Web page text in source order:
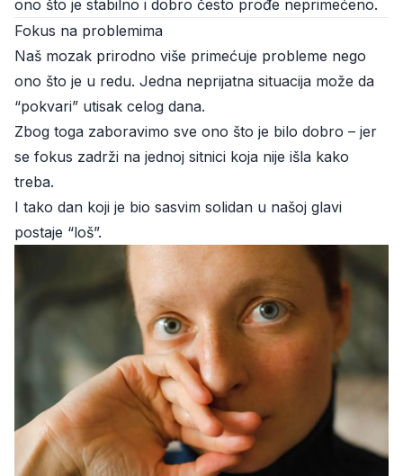
ono što je stabilno i dobro često prođe neprimećeno.
Fokus na problemima
Naš mozak prirodno više primećuje probleme nego
ono što je u redu. Jedna neprijatna situacija može da
“pokvari” utisak celog dana.
Zbog toga zaboravimo sve ono što je bilo dobro – jer
se fokus zadrži na jednoj sitnici koja nije išla kako
treba.
I tako dan koji je bio sasvim solidan u našoj glavi
postaje “loš”.